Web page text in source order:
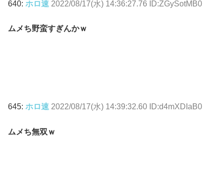
640: ホロ速 2022/08/17(水) 14:36:27.76 ID:ZGySotMB0
ムメち野蛮すぎんかｗ
645: ホロ速 2022/08/17(水) 14:39:32.60 ID:d4mXDIaB0
ムメち無双ｗ